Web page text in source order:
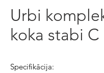
Urbi
koka stabi C
Specifikācija: